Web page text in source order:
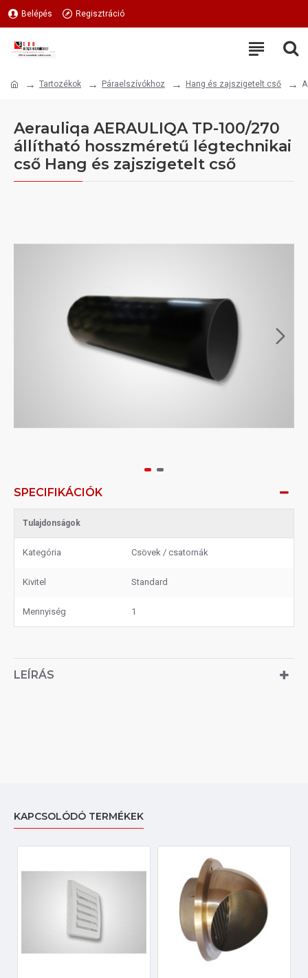
Belépés Regisztráció
Tartozékok Páraelszívókhoz Hang és zajszigetelt cső
Aerauliqa AERAULIQA TP-100/270
állítható hosszméretű légtechnikai
cső Hang és zajszigetelt cső
SPECIFIKÁCIÓK
Tulajdonságok
Kategória Csövek / csatornák
Kivitel Standard
Mennyiség 1
LEÍRÁS
KAPCSOLÓDÓ TERMÉKEK